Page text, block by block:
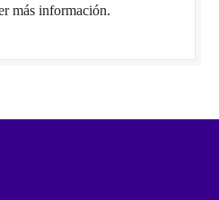
más información.